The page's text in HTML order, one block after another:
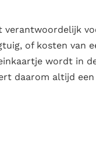
verantwoordelijk
of kosten van
wordt in
daarom altijd